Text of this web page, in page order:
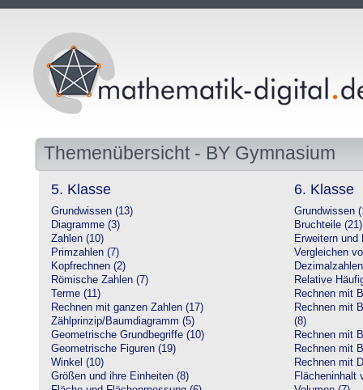
Themenübersicht - BY Gymnasium
5. Klasse
Grundwissen (13)
Diagramme (3)
Zahlen (10)
Primzahlen (7)
Kopfrechnen (2)
Römische Zahlen (7)
Terme (11)
Rechnen mit ganzen Zahlen (17)
Zählprinzip/Baumdiagramm (5)
Geometrische Grundbegriffe (10)
Geometrische Figuren (19)
Winkel (10)
Größen und ihre Einheiten (8)
6. Klasse
Grundwissen
Bruchteile (21)
Erweitern und
Vergleichen
Relative
Rechnen mit
Rechnen mit
(8)
Rechnen mit
Rechnen mit
Rechnen mit
Flächeninhalt